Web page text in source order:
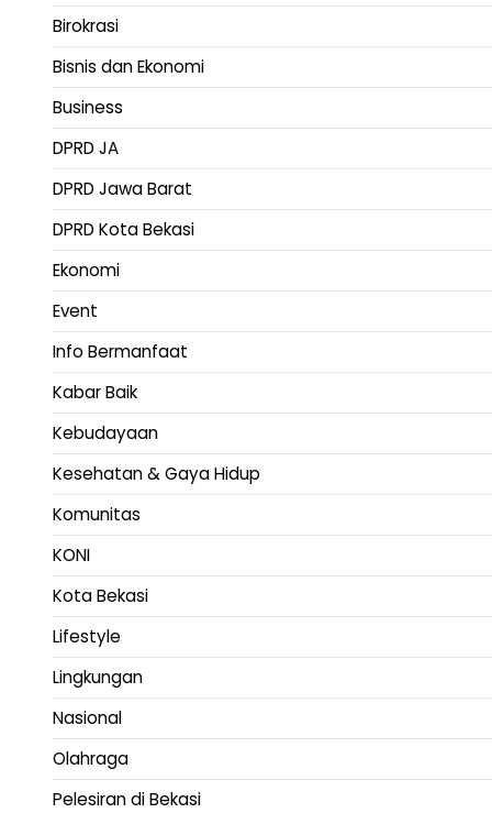
Birokrasi
Bisnis dan Ekonomi
Business
DPRD JA
DPRD Jawa Barat
DPRD Kota Bekasi
Ekonomi
Event
Info Bermanfaat
Kabar Baik
Kebudayaan
Kesehatan & Gaya Hidup
Komunitas
KONI
Kota Bekasi
Lifestyle
Lingkungan
Nasional
Olahraga
Pelesiran di Bekasi